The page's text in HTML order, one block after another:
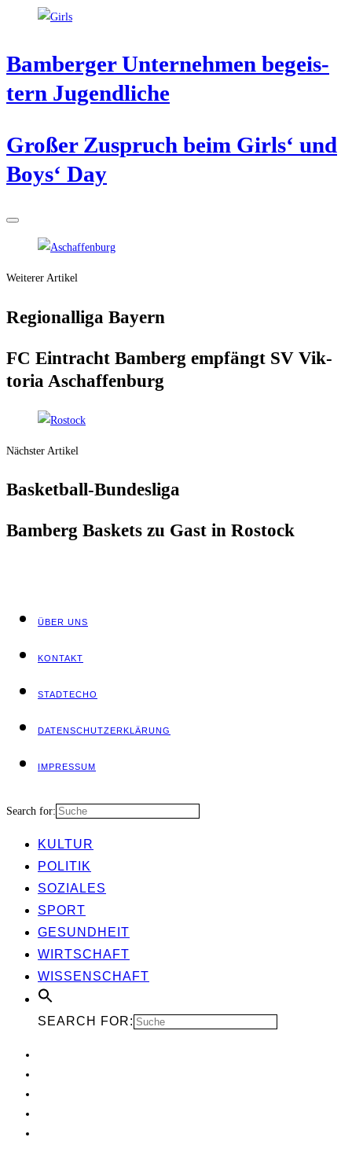
Bam­ber­ger Unter­neh­men begeis­
tern Jugendliche
Gro­ßer Zuspruch beim Girls‘ und
Boys‘ Day
Weiterer Artikel
Regio­nal­li­ga Bayern
FC Ein­tracht Bam­berg emp­fängt SV Vik­
to­ria Aschaffenburg
Nächster Artikel
Bas­ket­ball-Bun­des­li­ga
Bam­berg Bas­kets zu Gast in Rostock
ÜBER UNS
KON­TAKT
STADT­ECHO
DATEN­SCHUTZ­ER­KLÄ­RUNG
IMPRES­SUM
Search for:
KUL­TUR
POLI­TIK
SOZIA­LES
SPORT
GESUND­HEIT
WIRT­SCHAFT
WIS­SEN­SCHAFT
SEARCH FOR: